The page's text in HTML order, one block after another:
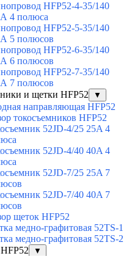
HFP52-4-35/140
4 полюса
HFP52-5-35/140
5 полюсов
HFP52-6-35/140
6 полюсов
HFP52-7-35/140
7 полюсов
и щетки HFP52
▼
направляющая HFP52
токосъемников HFP52
52JD-4/25 25A 4
52JD-4/40 40A 4
52JD-7/25 25A 7
52JD-7/40 40A 7
щеток HFP52
медно-графитовая 52TS-1
медно-графитовая 52TS-2
▼